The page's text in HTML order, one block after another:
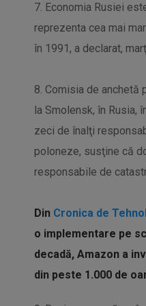
7. Economia Rusiei
reprezenta cea mai
în 1991, a declarat,
8. Comisia de anchetă
la Smolensk, în Rusia,
zeci de înalţi
poloneze, susţine că
responsabile de
Din Cronica de
o implementare pe
decadă, Amazon a
din peste 1.000 de